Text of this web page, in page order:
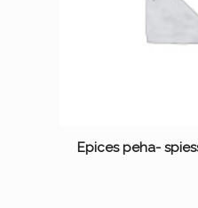
Epices peha-